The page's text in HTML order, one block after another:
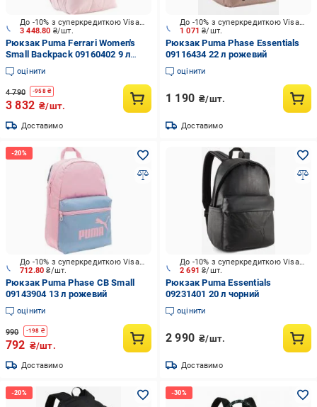
3 448.80 ₴/шт.
До -10% з суперкредиткою Visa Вигода
Рюкзак Puma Ferrari Women's
Small Backpack 09160402 9 л
рожевий
оцінити
4 790 -958₴
3 832 ₴/шт.
Доставимо
1 071₴/шт.
До -10% з суперкредиткою Visa Вигода
Рюкзак Puma Phase Essentials
09116434 22 л рожевий
оцінити
1 190 ₴/шт.
Доставимо
712.80₴/шт.
До -10% з суперкредиткою Visa Вигода
Рюкзак Puma Phase CB Small
09143904 13 л рожевий
оцінити
990 -198 ₴
792 ₴/шт.
Доставимо
2 691₴/шт.
До -10% з суперкредиткою Visa Вигода
Рюкзак Puma Essentials
09231401 20 л чорний
оцінити
2 990 ₴/шт.
Доставимо